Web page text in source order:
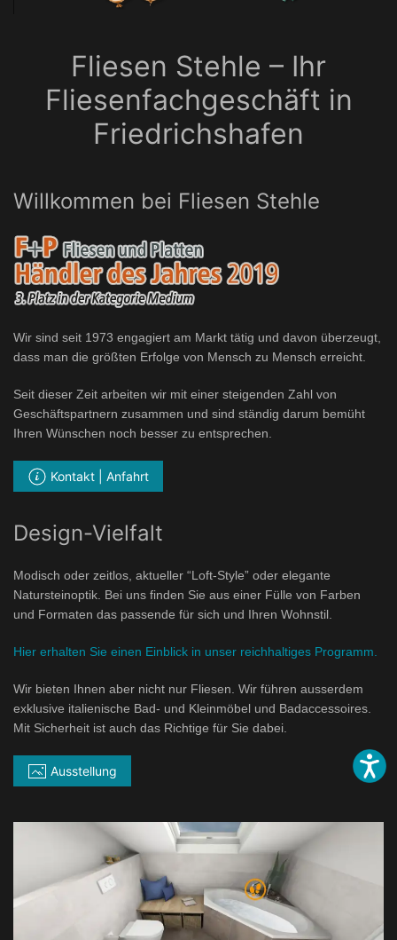
Fliesen Stehle – Ihr
Fliesenfachgeschäft in
Friedrichshafen
Willkommen bei Fliesen Stehle
Wir sind seit 1973 engagiert am Markt tätig und davon überzeugt,
dass man die größten Erfolge von Mensch zu Mensch erreicht.
Seit dieser Zeit arbeiten wir mit einer steigenden Zahl von
Geschäftspartnern zusammen und sind ständig darum bemüht
Ihren Wünschen noch besser zu entsprechen.
Kontakt | Anfahrt
Design-Vielfalt
Modisch oder zeitlos, aktueller “Loft-Style” oder elegante
Natursteinoptik. Bei uns finden Sie aus einer Fülle von Farben
und Formaten das passende für sich und Ihren Wohnstil.
Hier erhalten Sie einen Einblick in unser reichhaltiges Programm.
Wir bieten Ihnen aber nicht nur Fliesen. Wir führen ausserdem
exklusive italienische Bad- und Kleinmöbel und Badaccessoires.
Mit Sicherheit ist auch das Richtige für Sie dabei.
Ausstellung